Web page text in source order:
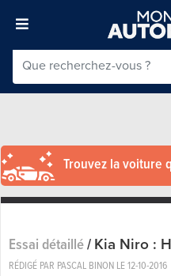
Trouvez la voiture
Essai détaillé/Kia Niro :
RÉDIGÉ PAR PASCAL BINON LE12-10-2016